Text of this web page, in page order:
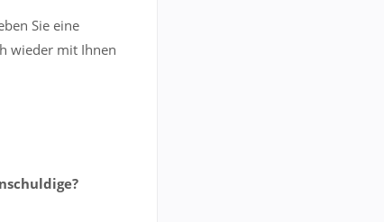
Sie eine
wieder mit Ihnen